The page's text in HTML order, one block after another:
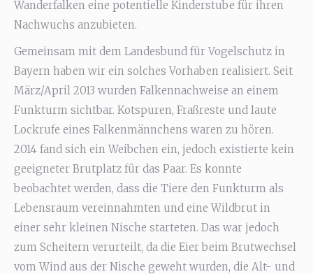
Wanderfalken eine potentielle Kinderstube für ihren
Nachwuchs anzubieten.
Gemeinsam mit dem Landesbund für Vogelschutz in
Bayern haben wir ein solches Vorhaben realisiert. Seit
März/April 2013 wurden Falkennachweise an einem
Funkturm sichtbar. Kotspuren, Fraßreste und laute
Lockrufe eines Falkenmännchens waren zu hören.
2014 fand sich ein Weibchen ein, jedoch existierte kein
geeigneter Brutplatz für das Paar. Es konnte
beobachtet werden, dass die Tiere den Funkturm als
Lebensraum vereinnahmten und eine Wildbrut in
einer sehr kleinen Nische starteten. Das war jedoch
zum Scheitern verurteilt, da die Eier beim Brutwechsel
vom Wind aus der Nische geweht wurden, die Alt- und